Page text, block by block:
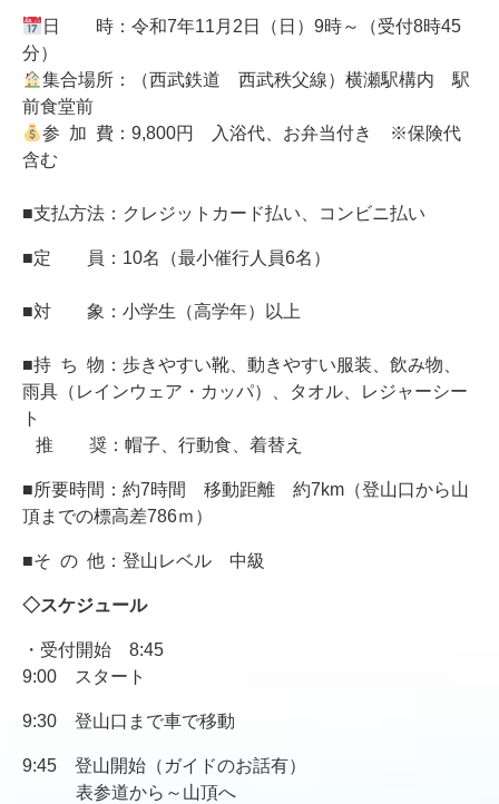
日 時：令和7年11月2日（日）9時～（受付8時45
分）
集合場所：（西武鉄道 西武秩父線）横瀬駅構内駅
前食堂前
参 加 費：9,800円 入浴代、お弁当付き ※保険代
含む
■支払方法：クレジットカード払い、コンビニ払い
■定 員：10名（最小催行人員6名）
■対 象： 小学生（高学年）以上
■持 ち 物：歩きやすい靴、動きやすい服装、飲み物、
雨具（レインウェア・カッパ）、タオル、レジャーシー
ト
推 奨：帽子、行動食、着替え
■所要時間：約7時間 移動距離 約7km（登山口から山
頂までの標高差786ｍ）
■そ の 他：登山レベル 中級
◇スケジュール
・受付開始 8:45
9:00 スタート
9:30 登山口まで車で移動
9:45 登山開始（ガイドのお話有）
表参道から～山頂へ